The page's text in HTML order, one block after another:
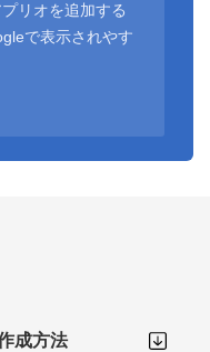
リオを追加する
で表示されやす
成方法